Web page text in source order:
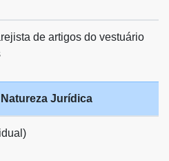
de artigos do vestuário
Jurídica